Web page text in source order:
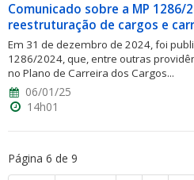
Comunicado sobre a MP 1286/
reestruturação de cargos e
Em 31 de dezembro de 2024, foi
1286/2024, que, entre outras
no Plano de Carreira dos Cargos...
06/01/25
14h01
Página 6 de 9